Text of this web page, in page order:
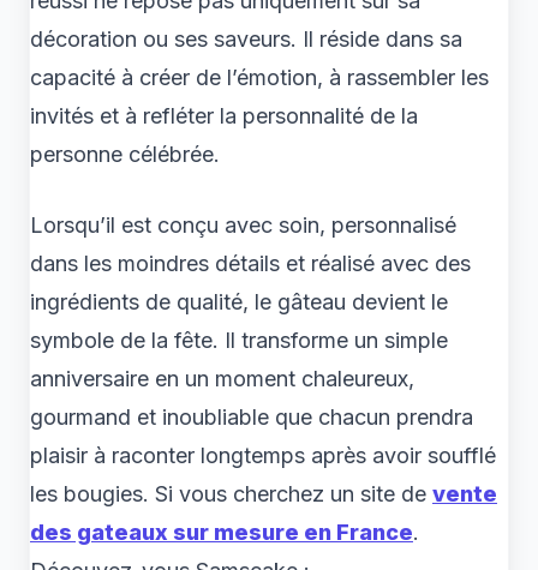
décoration ou ses saveurs. Il réside dans sa
capacité à créer de l’émotion, à rassembler les
invités et à refléter la personnalité de la
personne célébrée.
Lorsqu’il est conçu avec soin, personnalisé
dans les moindres détails et réalisé avec des
ingrédients de qualité, le gâteau devient le
symbole de la fête. Il transforme un simple
anniversaire en un moment chaleureux,
gourmand et inoubliable que chacun prendra
plaisir à raconter longtemps après avoir soufflé
les bougies. Si vous cherchez un site de vente
des gateaux sur mesure en France.